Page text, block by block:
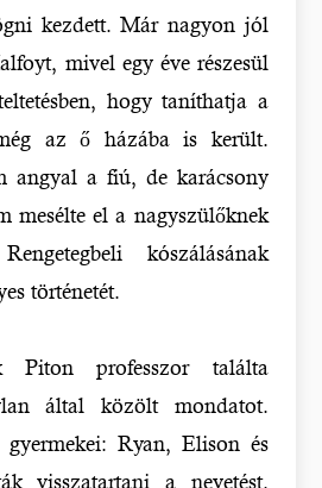
kezdett. Már nagyon jól
mivel egy éve részesül
hogy taníthatja a
az ő házába is került.
angyal a fiú, de karácsony
mesélte el a nagyszülőknek
kószálásának
történetét.
professzor találta
által közölt mondatot.
Ryan, Elison és
visszatartani a nevetést.